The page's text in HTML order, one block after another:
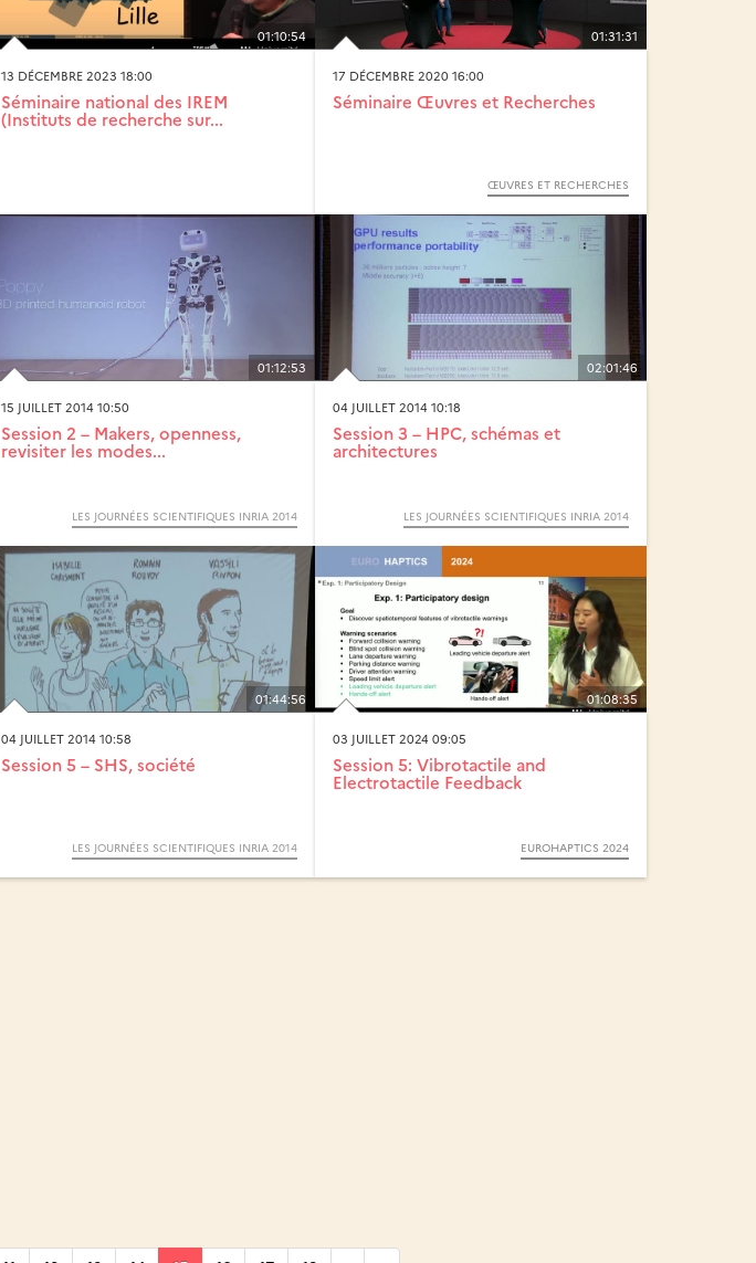
01:10:54
13 DÉCEMBRE 2023 18:00
Séminaire national des IREM
(Instituts de recherche sur...
01:31:31
17 DÉCEMBRE 2020 16:00
Séminaire Œuvres et Recherches
ŒUVRES ET RECHERCHES
01:12:53
15 JUILLET 2014 10:50
Session 2 – Makers, openness,
revisiter les modes...
LES JOURNÉES SCIENTIFIQUES INRIA 2014
02:01:46
04 JUILLET 2014 10:18
Session 3 – HPC, schémas et
architectures
LES JOURNÉES SCIENTIFIQUES INRIA 2014
01:44:56
04 JUILLET 2014 10:58
Session 5 – SHS, société
LES JOURNÉES SCIENTIFIQUES INRIA 2014
01:08:35
03 JUILLET 2024 09:05
Session 5: Vibrotactile and
Electrotactile Feedback
EUROHAPTICS 2024